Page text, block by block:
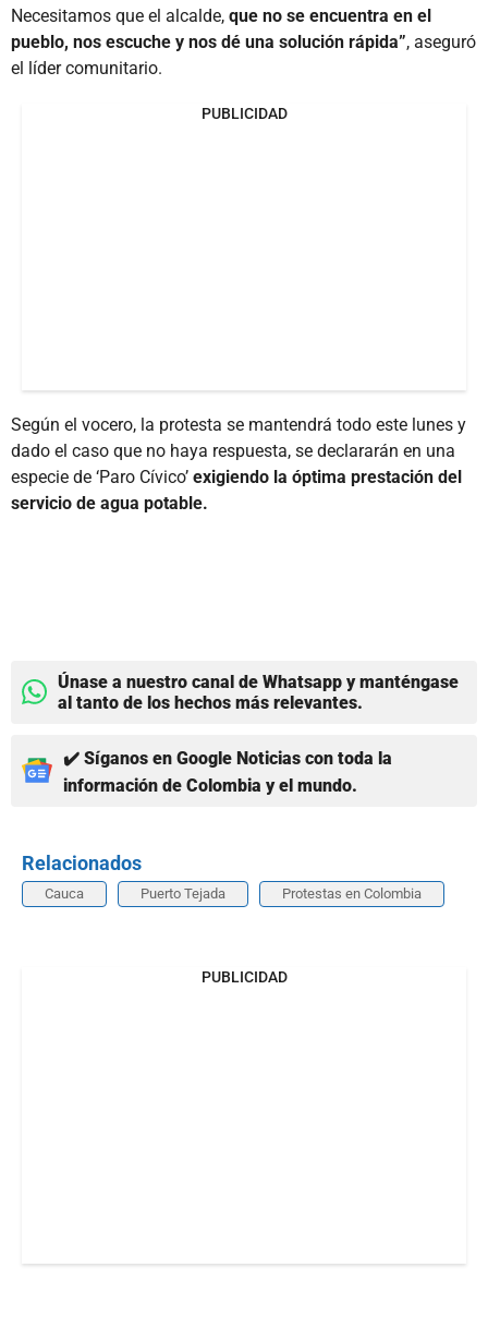
Necesitamos que el alcalde, que no se encuentra en el
pueblo, nos escuche y nos dé una solución rápida”, aseguró
el líder comunitario.
PUBLICIDAD
Según el vocero, la protesta se mantendrá todo este lunes y
dado el caso que no haya respuesta, se declararán en una
especie de ‘Paro Cívico’ exigiendo la óptima prestación del
servicio de agua potable.
Únase a nuestro canal de Whatsapp y manténgase
al tanto de los hechos más relevantes.
✔️ Síganos en Google Noticias con toda la
información de Colombia y el mundo.
Relacionados
Cauca Puerto Tejada Protestas en Colombia
PUBLICIDAD